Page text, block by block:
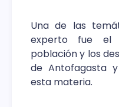
Una de las
experto fue el
población y los
de Antofagasta
esta materia.